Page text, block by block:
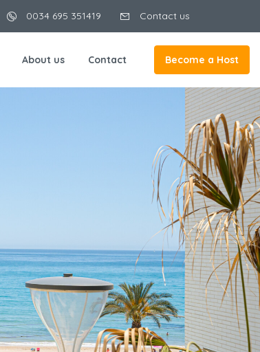
0034 695 351419 Contact us
About us Contact Become a Host